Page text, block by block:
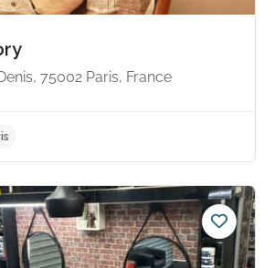
75002 Paris, France